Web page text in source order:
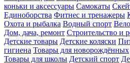
коньки и аксессуары Самокаты
Единоборства Фитнес и тренажеры
Охота и рыбалка Водный спорт
Дом, дача, ремонт Строительство и
Детские товары Детские коляски
гигиена Товары для новорождённых
Товары для школы Детский спорт